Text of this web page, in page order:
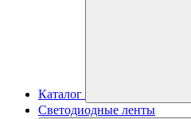
Каталог
Светодиодные ленты